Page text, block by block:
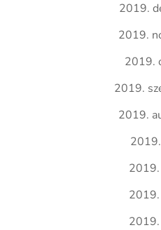
2019.
2019.
2019.
2019.
2019.